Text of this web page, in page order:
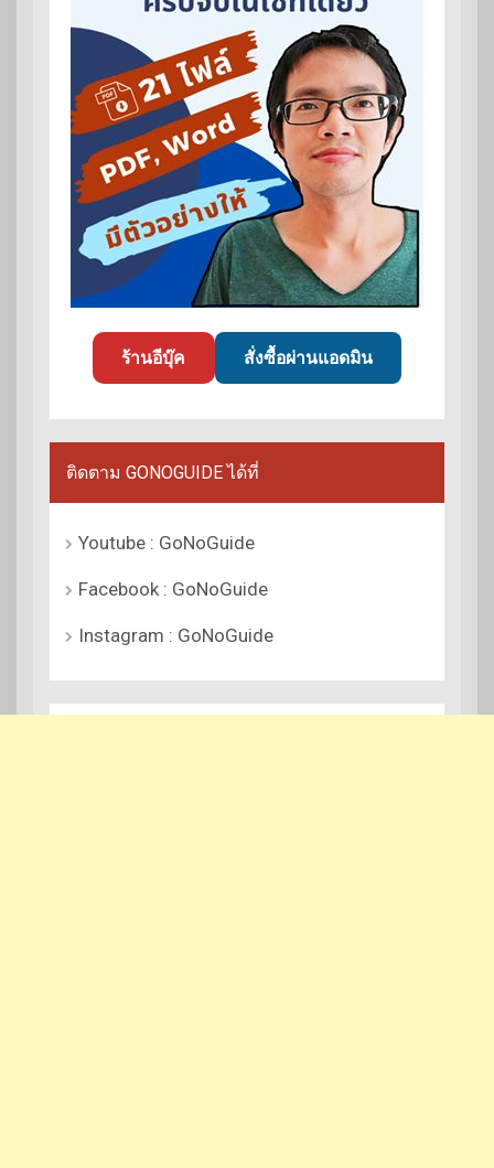
ร้านอีบุ๊ค สั่งซื้อผ่านแอดมิน
ติดตาม GONOGUIDE ได้ที่
Youtube : GoNoGuide
Facebook : GoNoGuide
Instagram : GoNoGuide